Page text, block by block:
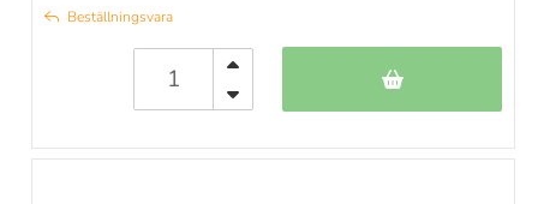
Beställningsvara